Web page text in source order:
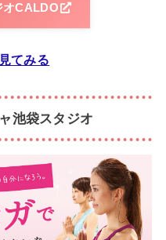
オCALDO
てみる
池袋スタジオ